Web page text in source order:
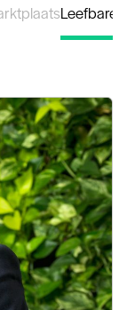
Leefbare